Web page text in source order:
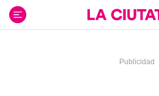
contenido